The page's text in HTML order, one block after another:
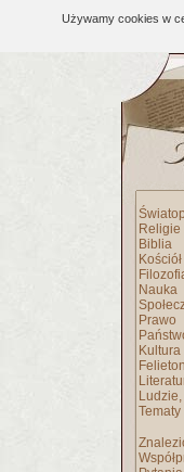
Używamy cookies w
Religie
Biblia
Nauka
Prawo
Kultura